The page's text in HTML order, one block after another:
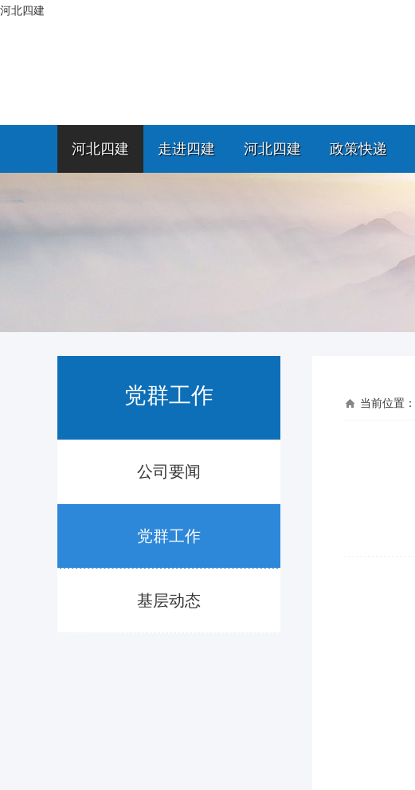
河北四建
河北四建 走进四建 河北四建 政策快递
党群工作
公司要闻
党群工作
基层动态
当前位置：